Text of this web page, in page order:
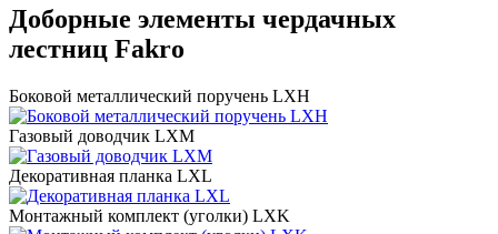
Доборные элементы чердачных
лестниц Fakro
Боковой металлический поручень LXH
Газовый доводчик LXM
Декоративная планка LXL
Монтажный комплект (уголки) LXK